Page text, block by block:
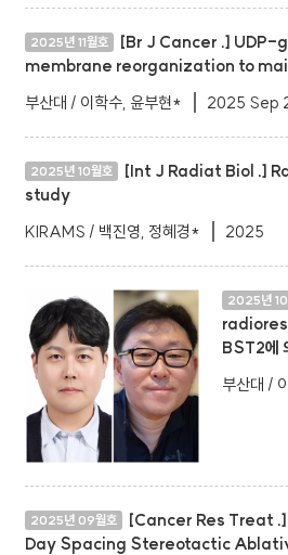
2025년 11월호
[Br J Cancer .]
membrane reorganization to
부산대 / 이학수, 윤부현*
2025 Sep
2025년 10월호
[Int J Radiat Biol .]
study
KIRAMS / 백진영, 정혜경*
2025
2025년 10
BST2에
부산대 /
2025년 09월호
[Cancer Res Treat
Day Spacing Stereotactic